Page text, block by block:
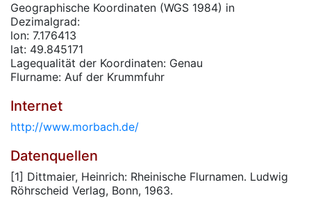
Geographische Koordinaten (WGS 1984) in
Dezimalgrad:
lon: 7.176413
lat: 49.845171
Lagequalität der Koordinaten: Genau
Flurname: Auf der Krummfuhr
Internet
http://www.morbach.de/
Datenquellen
[1] Dittmaier, Heinrich: Rheinische Flurnamen. Ludwig
Röhrscheid Verlag, Bonn, 1963.